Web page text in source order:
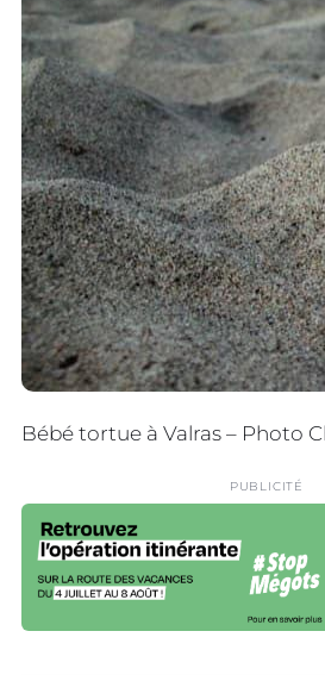
Bébé tortue à Valras – Photo
PUBLICITÉ